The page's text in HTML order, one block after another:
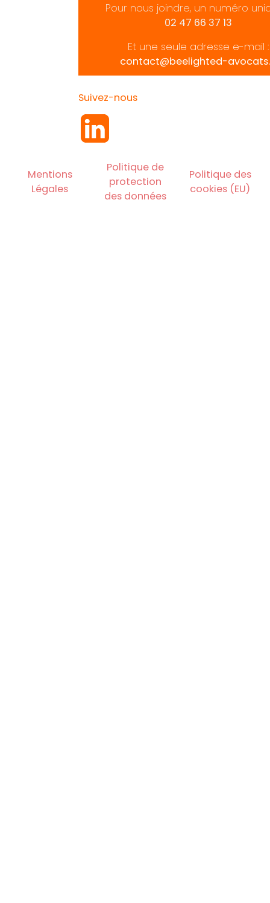
Pour nous joindre, un numéro
02 47 66 37 13
Et une seule adresse e-mail :
contact@beelighted-
Suivez-nous
Mentions
Légales
Politique de
protection
des données
Politique des
cookies (EU)